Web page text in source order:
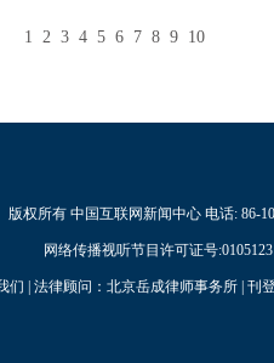
1 2 3 4 5 6 7 8 9 10